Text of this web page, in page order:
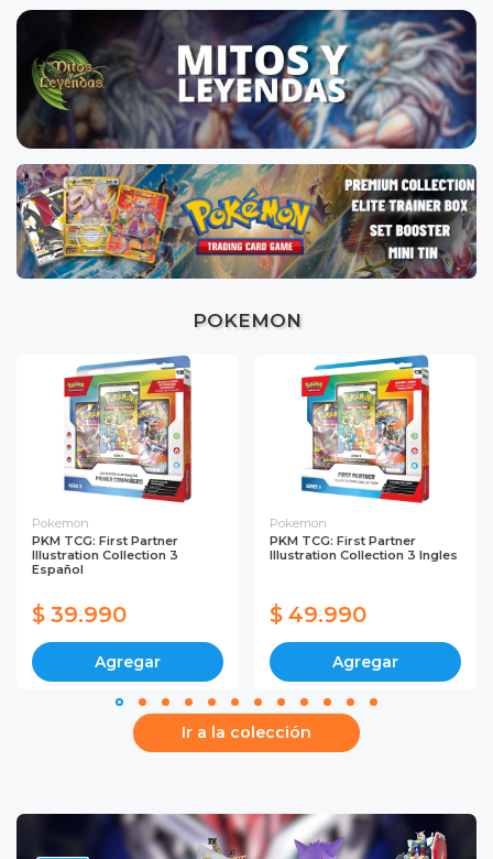
POKEMON
Pokemon
PKM TCG: First Partner
Illustration Collection 3
Español
$ 39.990
Agregar
Pokemon
PKM TCG: First Partner
Illustration Collection 3 Ingles
$ 49.990
Agregar
Ir a la colección